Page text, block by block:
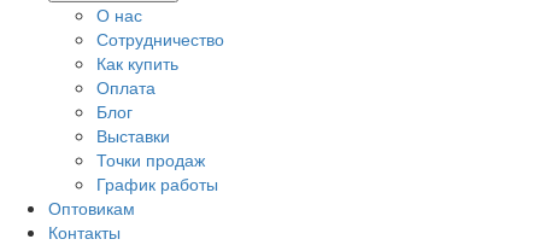
О нас
Сотрудничество
Как купить
Оплата
Блог
Выставки
Точки продаж
График работы
Оптовикам
Контакты